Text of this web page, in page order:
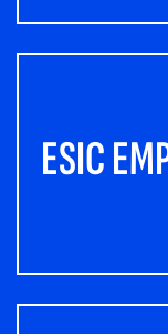
ESIC